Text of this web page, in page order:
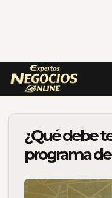
¿Qué debe
programa